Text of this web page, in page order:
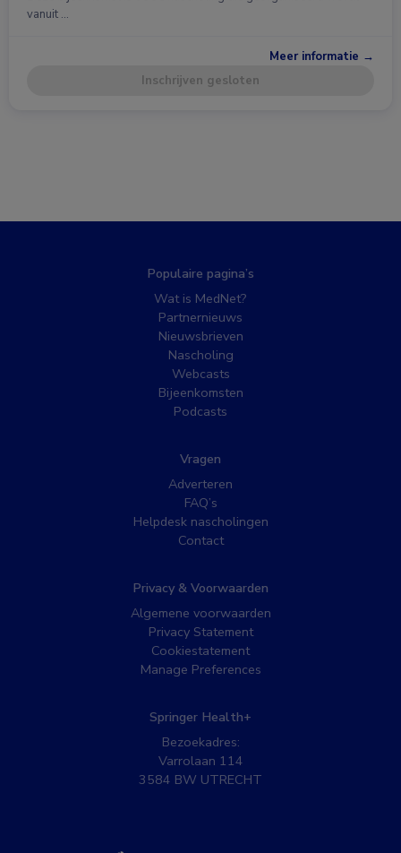
vanuit …
Meer informatie →
Inschrijven gesloten
Populaire pagina’s
Wat is MedNet?
Partnernieuws
Nieuwsbrieven
Nascholing
Webcasts
Bijeenkomsten
Podcasts
Vragen
Adverteren
FAQ’s
Helpdesk nascholingen
Contact
Privacy & Voorwaarden
Algemene voorwaarden
Privacy Statement
Cookiestatement
Manage Preferences
Springer Health+
Bezoekadres:
Varrolaan 114
3584 BW UTRECHT